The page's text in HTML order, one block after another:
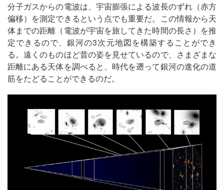
分子ガスからの電波は、宇宙膨張による波長のずれ（赤方
偏移）を測定できるという点でも重要だ。この情報から天
体までの距離（電波が宇宙を旅してきた時間の長さ）を推
定できるので、銀河の3次元地図を構築することができ
る。遠くのものほど昔の姿を見せているので、さまざまな
距離にある天体を調べると、時代を遡って銀河の進化の道
筋をたどることができるのだ。